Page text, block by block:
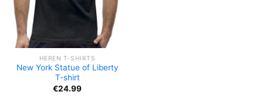
HEREN T-SHIRTS
New York Statue of Liberty
T-shirt
€24.99